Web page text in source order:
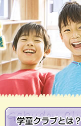
学童クラブとは？